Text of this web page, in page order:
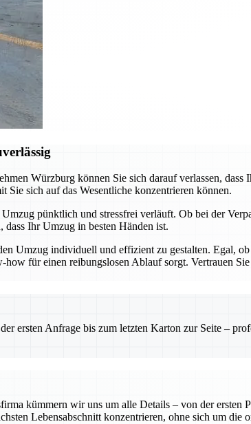
Würzburg können Sie sich darauf verlassen, dass
sich auf das Wesentliche konzentrieren können.
pünktlich und stressfrei verläuft. Ob bei der
Ihr Umzug in besten Händen ist.
Umzug individuell und effizient zu gestalten. Egal,
für einen reibungslosen Ablauf sorgt. Vertrauen
ersten Anfrage bis zum letzten Karton zur Seite –
kümmern wir uns um alle Details – von der ersten
Lebensabschnitt konzentrieren, ohne sich um die